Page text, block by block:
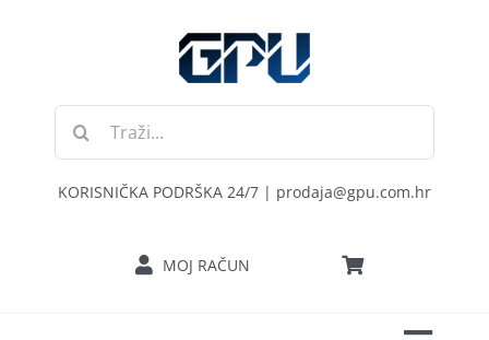
Traži...
KORISNIČKA PODRŠKA 24/7 | prodaja@gpu.com.hr
MOJ RAČUN